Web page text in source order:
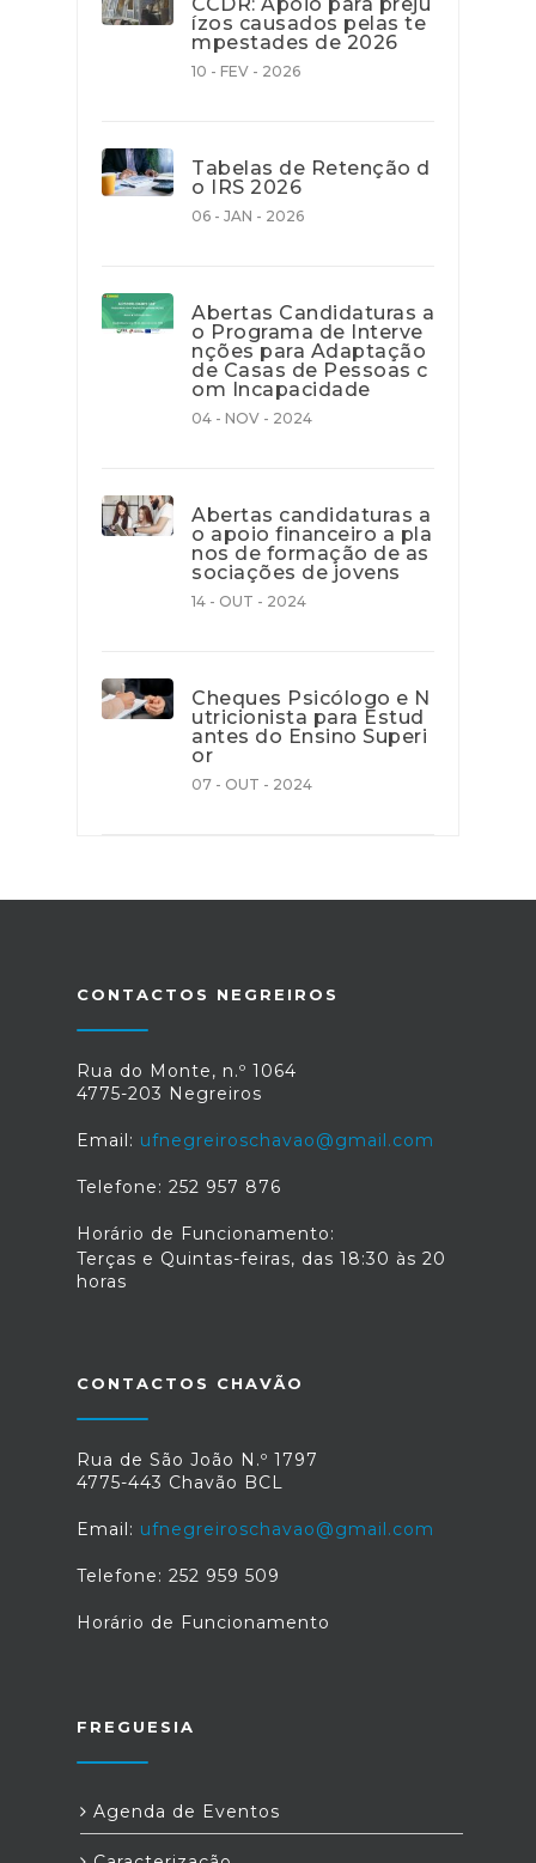
ízos causados pelas te
mpestades de 2026
10 - FEV - 2026
Tabelas de Retenção d
o IRS 2026
06 - JAN - 2026
Abertas Candidaturas a
o Programa de Interve
nções para Adaptação
de Casas de Pessoas c
om Incapacidade
04 - NOV - 2024
Abertas candidaturas a
o apoio financeiro a pla
nos de formação de as
sociações de jovens
14 - OUT - 2024
Cheques Psicólogo e N
utricionista para Estud
antes do Ensino Superi
or
07 - OUT - 2024
CONTACTOS NEGREIROS
Rua do Monte, n.º 1064
4775-203 Negreiros
Email: ufnegreiroschavao@gmail.com
Telefone: 252 957 876
Horário de Funcionamento:
Terças e Quintas-feiras, das 18:30 às 20
horas
CONTACTOS CHAVÃO
Rua de São João N.º 1797
4775-443 Chavão BCL
Email: ufnegreiroschavao@gmail.com
Telefone: 252 959 509
Horário de Funcionamento
FREGUESIA
Agenda de Eventos